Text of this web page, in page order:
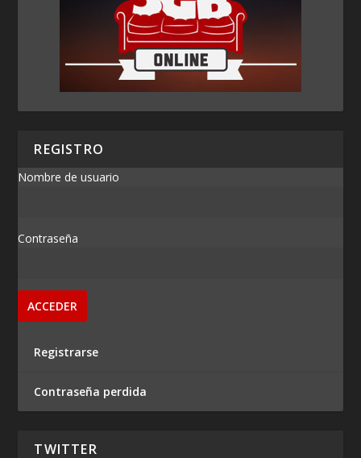
REGISTRO
Nombre de usuario
Contraseña
Registrarse
Contraseña perdida
TWITTER